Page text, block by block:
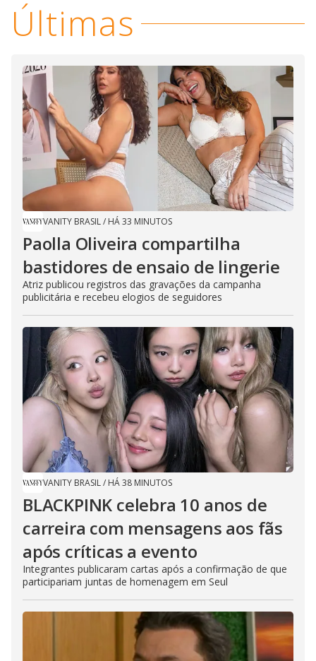
i
d
e
o
Últimas
VANITY BRASIL/ HÁ 33 MINUTOS
Paolla Oliveira compartilha
bastidores de ensaio de lingerie
Atriz publicou registros das gravações da campanha
publicitária e recebeu elogios de seguidores
VANITY BRASIL/ HÁ 38 MINUTOS
BLACKPINK celebra 10 anos de
carreira com mensagens aos fãs
após críticas a evento
Integrantes publicaram cartas após a confirmação de que
participariam juntas de homenagem em Seul